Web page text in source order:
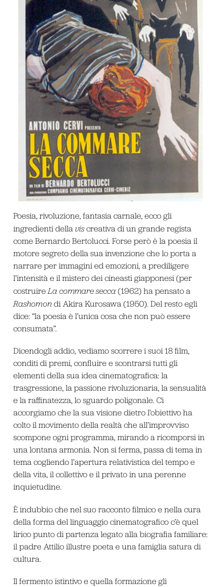
Poesia, rivoluzione, fantasia carnale, ecco gli
ingredienti della viscreativa di un grande regista
come Bernardo Bertolucci. Forse però è la poesia il
motore segreto della sua invenzione che lo porta a
narrare per immagini ed emozioni, a prediligere
l’intensità e il mistero dei cineasti giapponesi (per
costruireLa commare secca (1962) ha pensato a
Rashomondi Akira Kurosawa (1950). Del resto egli
dice: “la poesia è l’unica cosa che non può essere
consumata”.
Dicendogli addio, vediamo scorrere i suoi 18 film,
conditi di premi, confluire e scontrarsi tutti gli
elementi della sua idea cinematografica: la
trasgressione, la passione rivoluzionaria, la sensualità
e la raffinatezza, lo sguardo poligonale. Ci
accorgiamo che la sua visione dietro l’obiettivo ha
colto il movimento della realtà che all’improvviso
scompone ogni programma, mirando a ricomporsi in
una lontana armonia. Non si ferma, passa di tema in
tema cogliendo l’apertura relativistica del tempo e
della vita, il collettivo e il privato in una perenne
inquietudine.
È indubbio che nel suo racconto filmico e nella cura
della forma del linguaggio cinematografico c’è quel
lirico punto di partenza legato alla biografia familiare:
il padre Attilio illustre poeta e una famiglia satura di
cultura.
Il fermento istintivo e quella formazione gli